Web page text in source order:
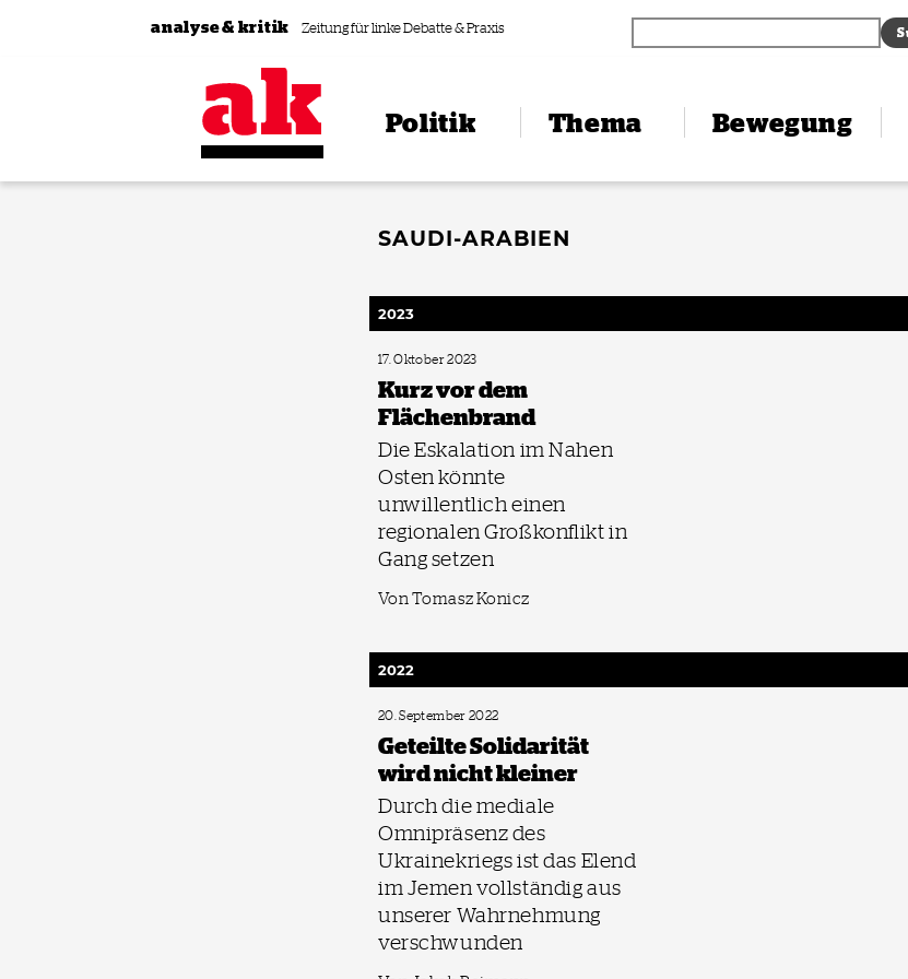
Zum Inhalt springen
analyse & kritik Zeitung für linke Debatte & Praxis
Politik Thema Bewegung
SAUDI-ARABIEN
2023
17. Oktober 2023
Kurz vor dem
Flächenbrand
Die Eskalation im Nahen
Osten könnte
unwillentlich einen
regionalen Großkonflikt in
Gang setzen
Von Tomasz Konicz
2022
20. September 2022
Geteilte Solidarität
wird nicht kleiner
Durch die mediale
Omnipräsenz des
Ukrainekriegs ist das Elend
im Jemen vollständig aus
unserer Wahrnehmung
verschwunden